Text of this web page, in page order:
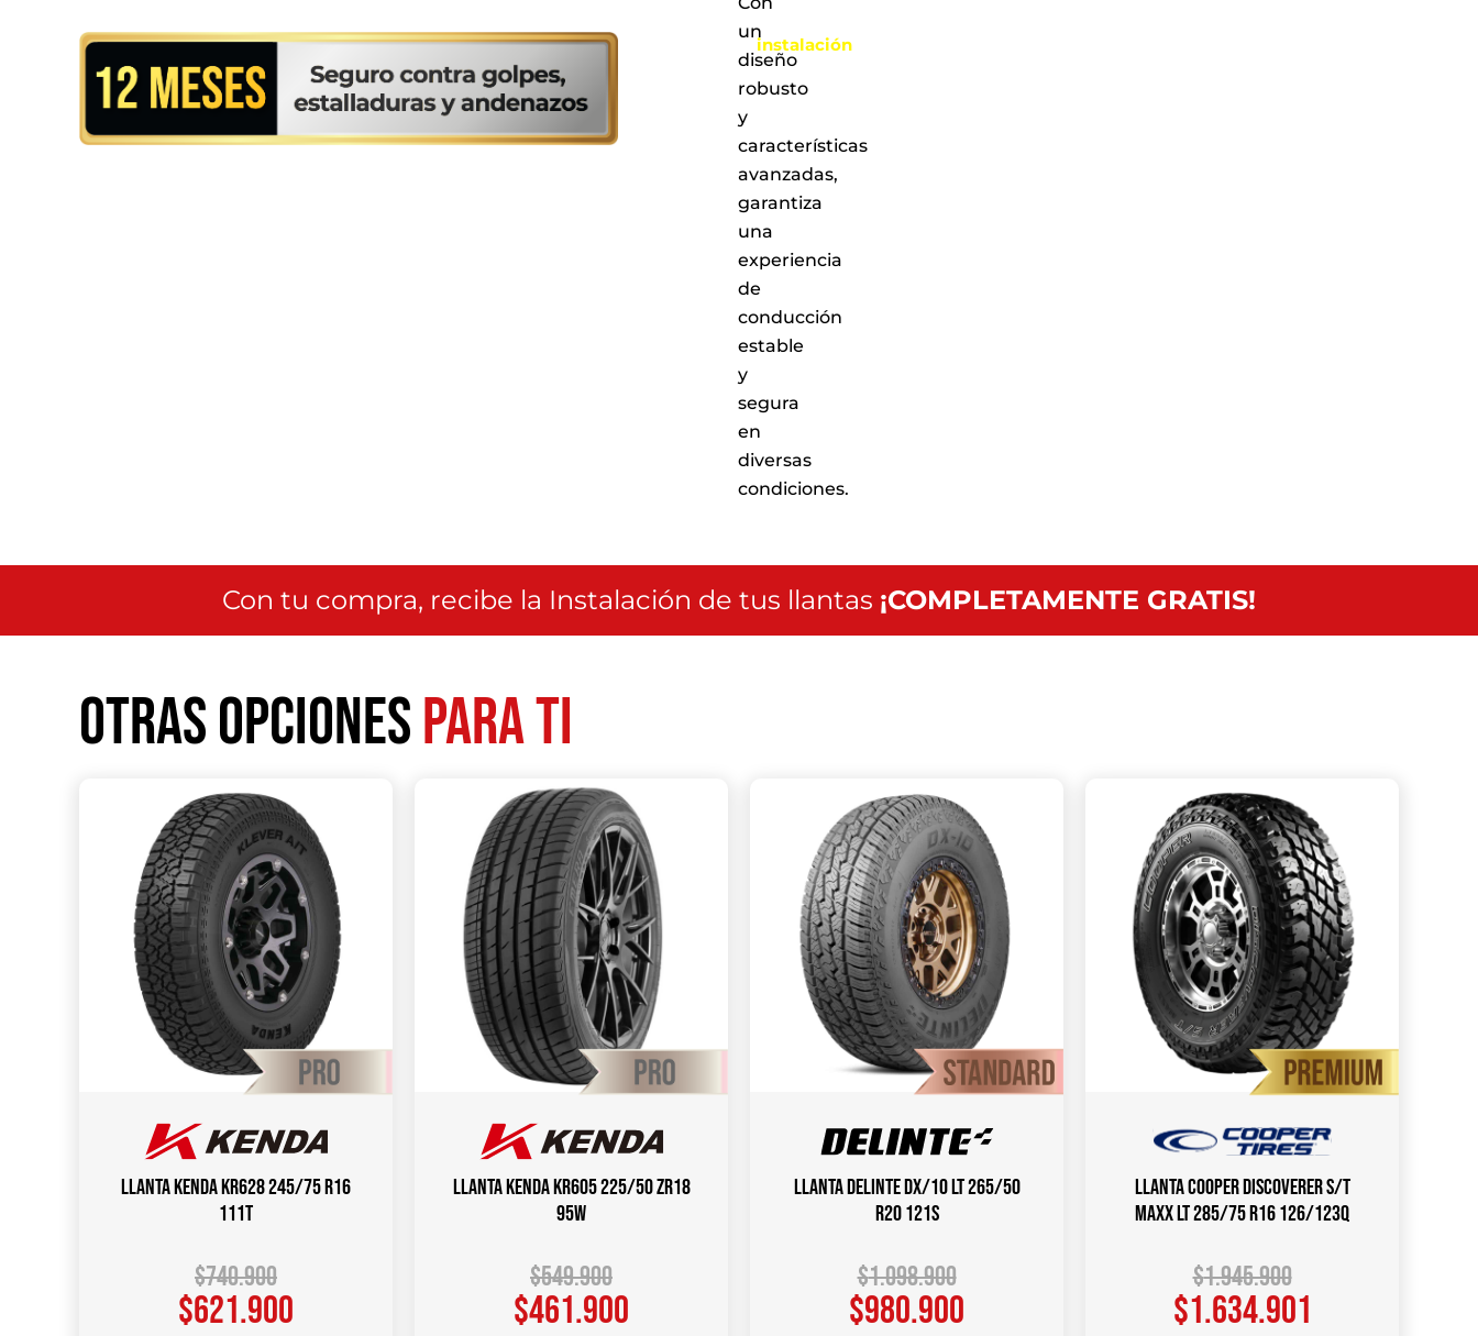
la
instalación
en
cualquiera
puntos
de
servicio
a
nivel
nacional
un
diseño
robusto
y
características
avanzadas,
garantiza
una
experiencia
de
conducción
estable
y
segura
en
diversas
condiciones.
Con tu compra, recibe la Instalación de tus llantas ¡COMPLETAMENTE GRATIS!
Otras opcionespara ti
Llanta KENDA KR628 245/75 R16
111T
$740.900
$621.900
Llanta KENDA KR605 225/50 ZR18
95W
$549.900
$461.900
Llanta DELINTE DX/10 LT 265/50
R20 121S
$1.098.900
$980.900
Llanta COOPER DISCOVERER S/T
MAXX LT 285/75 R16 126/123Q
$1.945.900
$1.634.901